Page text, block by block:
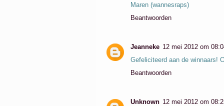
Maren (wannesraps)
Beantwoorden
Jeanneke 12 mei 2012 om
Gefeliciteerd aan de winnaars!
Beantwoorden
Unknown 12 mei 2012 om